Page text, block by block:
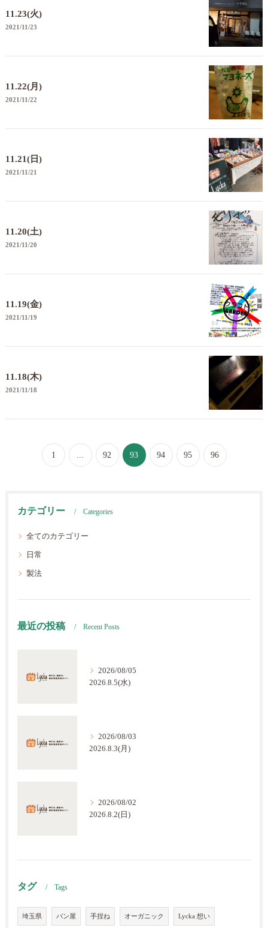
11.23(火)
2021/11/23
11.22(月)
2021/11/22
11.21(日)
2021/11/21
11.20(土)
2021/11/20
11.19(金)
2021/11/19
11.18(木)
2021/11/18
1 ... 92 93 94 95 96
カテゴリー Categories
全てのカテゴリー
日常
製法
最近の投稿 Recent Posts
2026/08/05
2026.8.5(水)
2026/08/03
2026.8.3(月)
2026/08/02
2026.8.2(日)
タグ Tags
埼玉県 パン屋 手捏ね オーガニック Lycka 想い